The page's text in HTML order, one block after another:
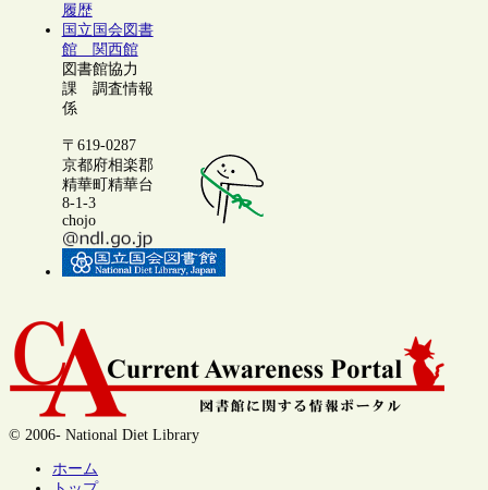
履歴
国立国会図書
館 関西館
図書館協力
課 調査情報
係
〒619-0287
京都府相楽郡
精華町精華台
8-1-3
chojo
© 2006- National Diet Library
ホーム